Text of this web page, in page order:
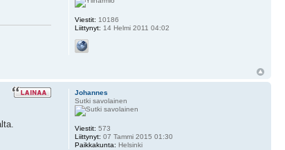
Viestit: 10186
Liittynyt: 14 Helmi 2011 04:02
Johannes
Sutki savolainen
Viestit: 573
Liittynyt: 07 Tammi 2015 01:30
Paikkakunta: Helsinki